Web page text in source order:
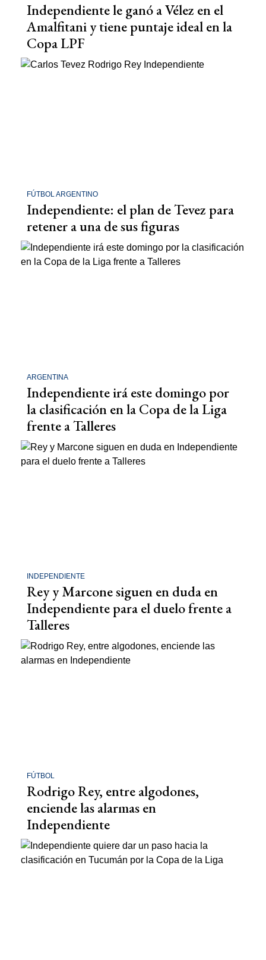
Independiente le ganó a Vélez en el
Amalfitani y tiene puntaje ideal en la
Copa LPF
FÚTBOL ARGENTINO
Independiente: el plan de Tevez para
retener a una de sus figuras
ARGENTINA
Independiente irá este domingo por
la clasificación en la Copa de la Liga
frente a Talleres
INDEPENDIENTE
Rey y Marcone siguen en duda en
Independiente para el duelo frente a
Talleres
FÚTBOL
Rodrigo Rey, entre algodones,
enciende las alarmas en
Independiente